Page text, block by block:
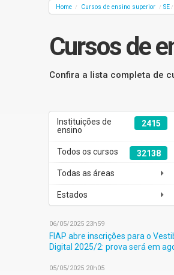
Home / Cursos de ensino superior / SE /
Cursos de
Confira a lista completa de
2415
Instituições de
ensino
32138
Todos os cursos
Todas as áreas
Estados
06/05/2025 23h59
FIAP abre inscrições para o
Digital 2025/2: prova será em
05/05/2025 20h05